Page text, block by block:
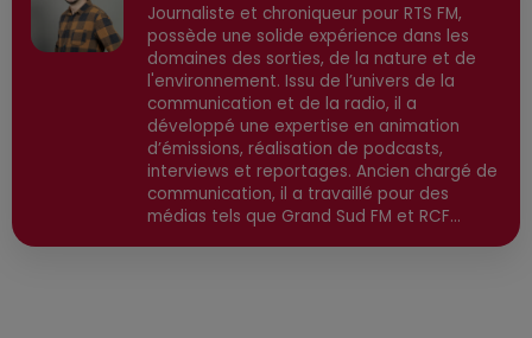
Journaliste et chroniqueur pour RTS FM,
possède une solide expérience dans les
domaines des sorties, de la nature et de
l'environnement. Issu de l’univers de la
communication et de la radio, il a
développé une expertise en animation
d’émissions, réalisation de podcasts,
interviews et reportages. Ancien chargé de
communication, il a travaillé pour des
médias tels que Grand Sud FM et RCF